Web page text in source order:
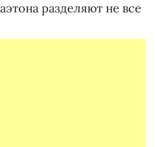
разделяют не все